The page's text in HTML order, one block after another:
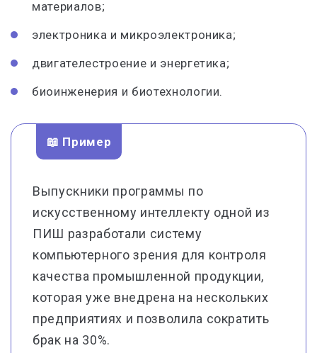
материалов;
электроника и микроэлектроника;
двигателестроение и энергетика;
биоинженерия и биотехнологии.
📖 Пример
Выпускники программы по
искусственному интеллекту одной из
ПИШ разработали систему
компьютерного зрения для контроля
качества промышленной продукции,
которая уже внедрена на нескольких
предприятиях и позволила сократить
брак на 30%.